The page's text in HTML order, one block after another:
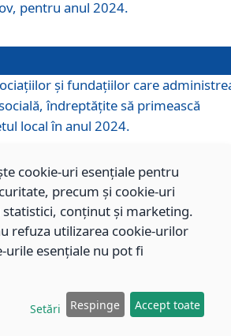
pentru anul 2024.
şi fundațiilor care
îndreptăţite să primească
local în anul 2024.
de cost pentru serviciile
Direcției de Asistență Socială
2024.
la H.C.L. nr. 91 din 09.02.2018,
cookie-uri esențiale pentru
precum și cookie-uri
conținut și marketing.
refuza utilizarea cookie-urilor
urile esențiale nu pot fi
Setări Respinge Accept toate